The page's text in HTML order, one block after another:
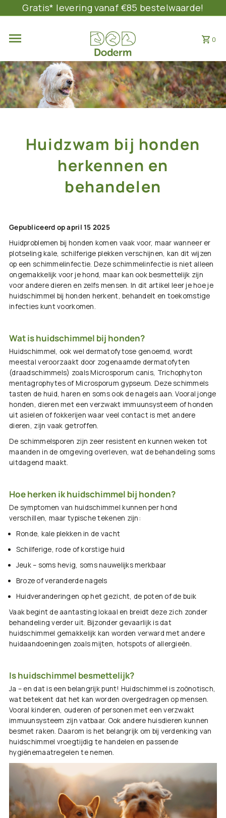
DIRECT NAAR DE INHOUD
Gratis* levering vanaf €85 bestelwaarde!
0
Huidzwam bij honden
herkennen en
behandelen
Gepubliceerd op april 15 2025
Huidproblemen bij honden komen vaak voor, maar wanneer er
plotseling kale, schilferige plekken verschijnen, kan dit wijzen
op een schimmelinfectie. Deze schimmelinfectie is niet alleen
ongemakkelijk voor je hond, maar kan ook besmettelijk zijn
voor andere dieren en zelfs mensen. In dit artikel leer je hoe je
huidschimmel bij honden herkent, behandelt en toekomstige
infecties kunt voorkomen.
Wat is huidschimmel bij honden?
Huidschimmel, ook wel dermatofytose genoemd, wordt
meestal veroorzaakt door zogenaamde dermatofyten
(draadschimmels) zoalsMicrosporum canis, Trichophyton
mentagrophytesof Microsporum gypseum. Deze schimmels
tasten de huid, haren en soms ook de nagels aan. Vooral jonge
honden, dieren met een verzwakt immuunsysteem of honden
uit asielen of fokkerijen waar veel contact is met andere
dieren, zijn vaak getroffen.
De schimmelsporen zijn zeer resistent en kunnen weken tot
maanden in de omgeving overleven, wat de behandeling soms
uitdagend maakt.
Hoe herken ik huidschimmel bij honden?
De symptomen van huidschimmel kunnen per hond
verschillen, maar typische tekenen zijn:
Ronde, kale plekken in de vacht
Schilferige, rode of korstige huid
Jeuk – soms hevig, soms nauwelijks merkbaar
Broze of veranderde nagels
Huidveranderingen op het gezicht, de poten of de buik
Vaak begint de aantasting lokaal en breidt deze zich zonder
behandeling verder uit. Bijzonder gevaarlijk is dat
huidschimmel gemakkelijk kan worden verward met andere
huidaandoeningen zoals mijten, hotspots of allergieën.
Is huidschimmel besmettelijk?
Ja – en dat is een belangrijk punt! Huidschimmel is zoönotisch,
wat betekent dat het kan worden overgedragen op mensen.
Vooral kinderen, ouderen of personen met een verzwakt
immuunsysteem zijn vatbaar. Ook andere huisdieren kunnen
besmet raken. Daarom is het belangrijk om bij verdenking van
huidschimmel vroegtijdig te handelen en passende
hygiënemaatregelen te nemen.